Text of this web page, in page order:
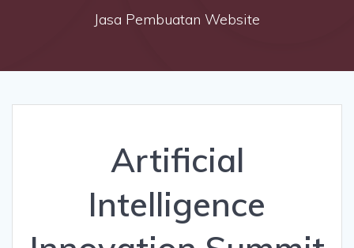
Jasa Pembuatan Website
Artificial
Intelligence